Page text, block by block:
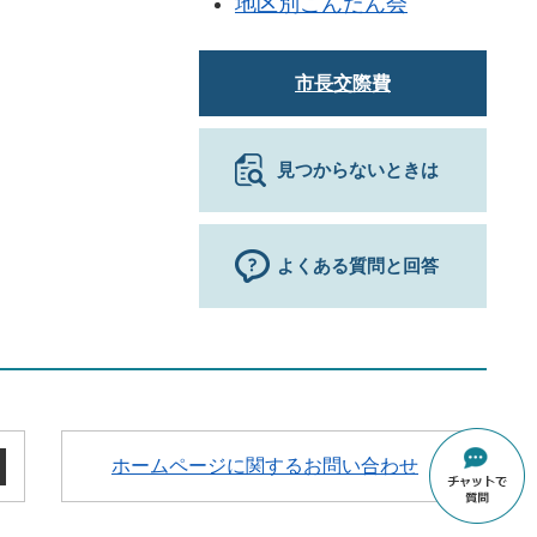
市長交際費
見つからないときは
よくある質問と回答
ホームページに関するお問い合わせ